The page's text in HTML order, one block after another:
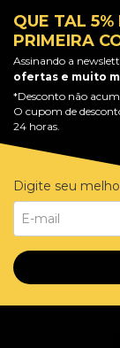
QUE TAL
PRIMEIRA
Assinando a
ofertas e muito
*Desconto não
O cupom de
24 horas.
Digite seu